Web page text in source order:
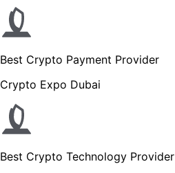
Best Crypto Payment Provider
Crypto Expo Dubai
Best Crypto Technology Provider